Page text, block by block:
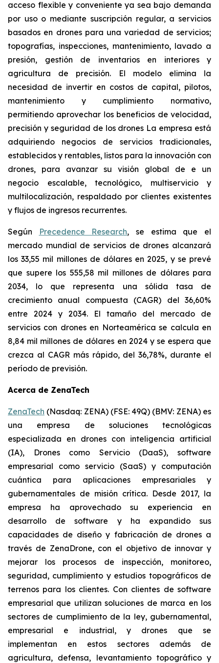
acceso flexible y conveniente ya sea bajo demanda
por uso o mediante suscripción regular, a servicios
basados en drones para una variedad de servicios;
topografías, inspecciones, mantenimiento, lavado a
presión, gestión de inventarios en interiores y
agricultura de precisión. El modelo elimina la
necesidad de invertir en costos de capital, pilotos,
mantenimiento y cumplimiento normativo,
permitiendo aprovechar los beneficios de velocidad,
precisión y seguridad de los drones La empresa está
adquiriendo negocios de servicios tradicionales,
establecidos y rentables, listos para la innovación con
drones, para avanzar su visión global de e un
negocio escalable, tecnológico, multiservicio y
multilocalización, respaldado por clientes existentes
y flujos de ingresos recurrentes.
Según Precedence Research, se estima que el
mercado mundial de servicios de drones alcanzará
los 33,55 mil millones de dólares en 2025, y se prevé
que supere los 555,58 mil millones de dólares para
2034, lo que representa una sólida tasa de
crecimiento anual compuesta (CAGR) del 36,60%
entre 2024 y 2034. El tamaño del mercado de
servicios con drones en Norteamérica se calcula en
8,84 mil millones de dólares en 2024 y se espera que
crezca al CAGR más rápido, del 36,78%, durante el
período de previsión.
Acerca de ZenaTech
ZenaTech (Nasdaq: ZENA) (FSE: 49Q) (BMV: ZENA) es
una empresa de soluciones tecnológicas
especializada en drones con inteligencia artificial
(IA), Drones como Servicio (DaaS), software
empresarial como servicio (SaaS) y computación
cuántica para aplicaciones empresariales y
gubernamentales de misión crítica. Desde 2017, la
empresa ha aprovechado su experiencia en
desarrollo de software y ha expandido sus
capacidades de diseño y fabricación de drones a
través de ZenaDrone, con el objetivo de innovar y
mejorar los procesos de inspección, monitoreo,
seguridad, cumplimiento y estudios topográficos de
terrenos para los clientes. Con clientes de software
empresarial que utilizan soluciones de marca en los
sectores de cumplimiento de la ley, gubernamental,
empresarial e industrial, y drones que se
implementan en estos sectores además de
agricultura, defensa, levantamiento topográfico y